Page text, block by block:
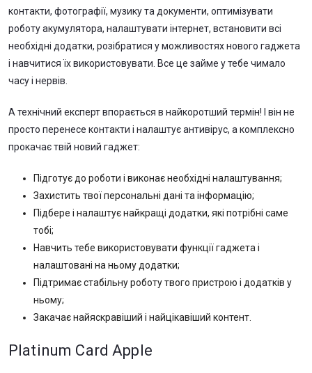
контакти, фотографії, музику та документи, оптимізувати
роботу акумулятора, налаштувати інтернет, встановити всі
необхідні додатки, розібратися у можливостях нового гаджета
і навчитися їх використовувати. Все це займе у тебе чимало
часу і нервів.
А технічний експерт впорається в найкоротший термін! І він не
просто перенесе контакти і налаштує антивірус, а комплексно
прокачає твій новий гаджет:
Підготує до роботи і виконає необхідні налаштування;
Захистить твої персональні дані та інформацію;
Підбере і налаштує найкращі додатки, які потрібні саме
тобі;
Навчить тебе використовувати функції гаджета і
налаштовані на ньому додатки;
Підтримає стабільну роботу твого пристрою і додатків у
ньому;
Закачає найяскравіший і найцікавіший контент.
Platinum Card Apple